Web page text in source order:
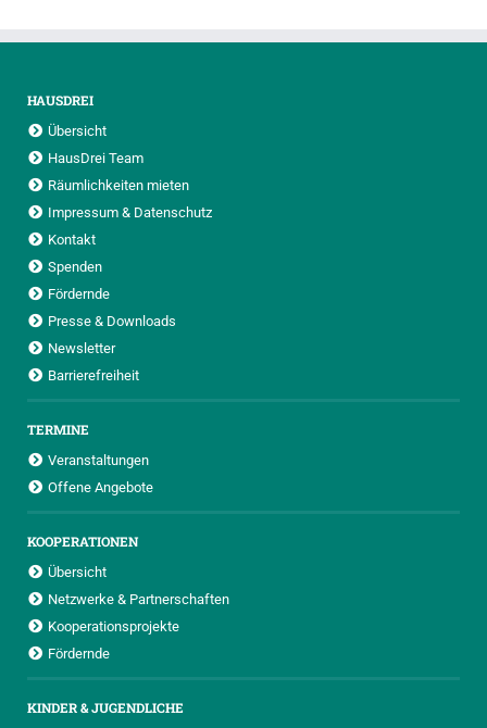
HAUSDREI
Übersicht
HausDrei Team
Räumlichkeiten mieten
Impressum & Datenschutz
Kontakt
Spenden
Fördernde
Presse & Downloads
Newsletter
Barrierefreiheit
TERMINE
Veranstaltungen
Offene Angebote
KOOPERATIONEN
Übersicht
Netzwerke & Partnerschaften
Kooperationsprojekte
Fördernde
KINDER & JUGENDLICHE